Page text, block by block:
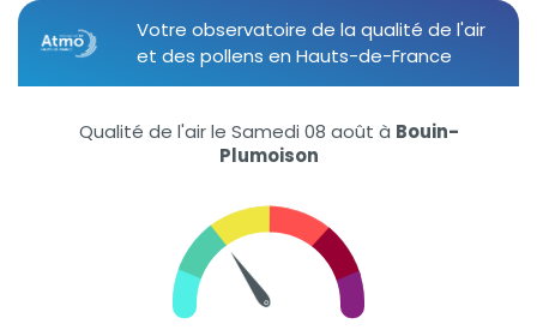
Votre observatoire de la qualité de l'air
et des pollens en Hauts-de-France
Qualité de l'air le Samedi 08 août à Bouin-
Plumoison